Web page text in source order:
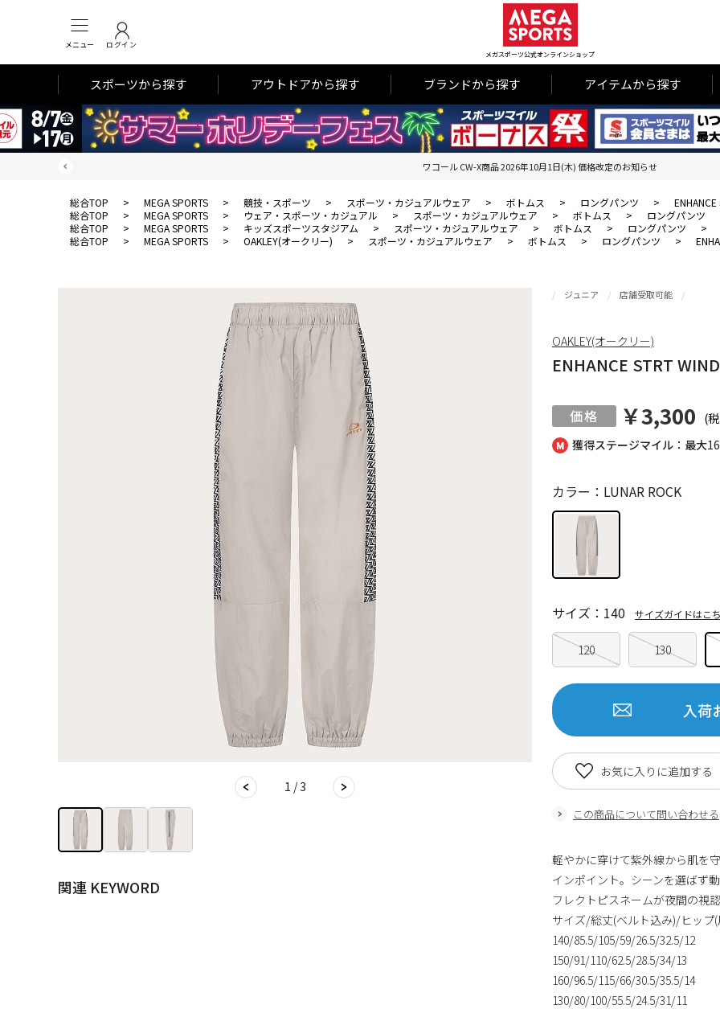
メニュー ログイン
メガスポーツ公式オンラインショップ
スポーツから探す アウトドアから探す ブランドから探す アイテムから探す
ワコール CW-X商品 2026年10月1日(木) 価格改定のお知らせ
総合TOP > MEGA SPORTS > 競技・スポーツ > スポーツ・カジュアルウェア > ボトムス > ロングパンツ >
総合TOP
> MEGA SPORTS > ウェア・スポーツ・カジュアル > スポーツ・カジュアルウェア > ボトムス > ロングパンツ
総合TOP
> MEGA SPORTS > キッズスポーツスタジアム > スポーツ・カジュアルウェア > ボトムス > ロングパンツ >
総合TOP
> MEGA SPORTS > OAKLEY(オークリー) > スポーツ・カジュアルウェア > ボトムス > ロングパンツ >
1 / 3
関連 KEYWORD
獲得ステージマイル：最大
ジュニア 店舗受取可能
ENHANCE STRT
￥3,300 (
カラー：LUNAR ROCK
120 130
サイズ：140 サイズガイドはこ
入荷
この商品について問い合わせる
お気に入りに追加する
OAKLEY(オークリー)
軽やかに穿けて紫外線から肌を
インポイント。シーンを選ばず
フレクトピスネームが夜間の視認
サイズ/総丈(ベルト込み)/ヒッ
140/85.5/105/59/26.5/32.5/12
150/91/110/62.5/28.5/34/13
160/96.5/115/66/30.5/35.5/14
130/80/100/55.5/24.5/31/11